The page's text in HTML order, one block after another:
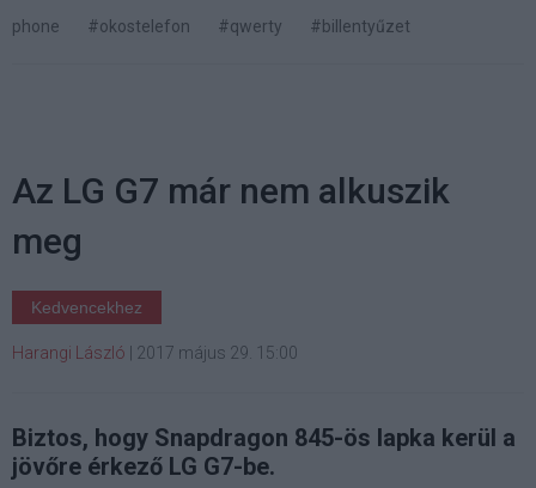
phone
#okostelefon #qwerty #billentyűzet
Az LG G7 már nem alkuszik
meg
Kedvencekhez
Harangi László 2017 május 29. 15:00
Biztos, hogy Snapdragon 845-ös lapka kerül a
jövőre érkező LG G7-be.